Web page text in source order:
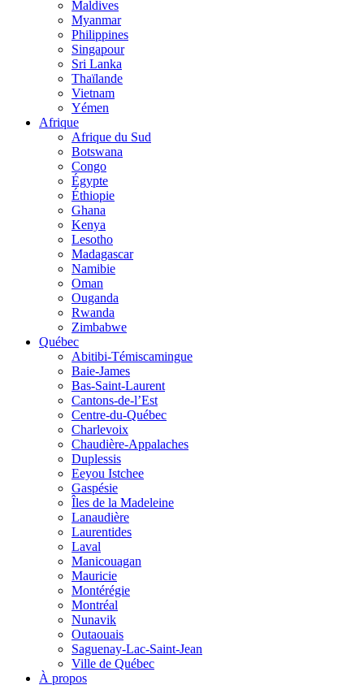
Maldives
Myanmar
Philippines
Singapour
Sri Lanka
Thaïlande
Vietnam
Yémen
Afrique
Afrique du Sud
Botswana
Congo
Égypte
Éthiopie
Ghana
Kenya
Lesotho
Madagascar
Namibie
Oman
Ouganda
Rwanda
Zimbabwe
Québec
Abitibi-Témiscamingue
Baie-James
Bas-Saint-Laurent
Cantons-de-l’Est
Centre-du-Québec
Charlevoix
Chaudière-Appalaches
Duplessis
Eeyou Istchee
Gaspésie
Îles de la Madeleine
Lanaudière
Laurentides
Laval
Manicouagan
Mauricie
Montérégie
Montréal
Nunavik
Outaouais
Saguenay-Lac-Saint-Jean
Ville de Québec
À propos